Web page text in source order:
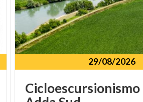
29/08/2026
Cicloescursionismo